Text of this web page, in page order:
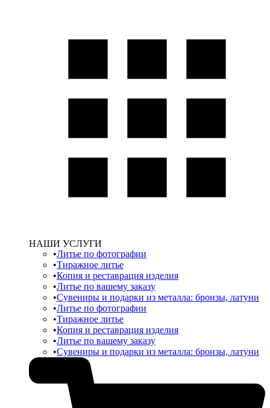
НАШИ УСЛУГИ
Литье по фотографии
Тиражное литье
Копия и реставрация изделия
Литье по вашему заказу
Сувениры и подарки из металла: бронзы, латуни
Литье по фотографии
Тиражное литье
Копия и реставрация изделия
Литье по вашему заказу
Сувениры и подарки из металла: бронзы, латуни